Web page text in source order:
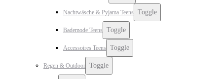
Nachtwäsche & Pyjama Teens Toggle
Bademode Teens Toggle
Accessoires Teens Toggle
Regen & Outdoor Toggle